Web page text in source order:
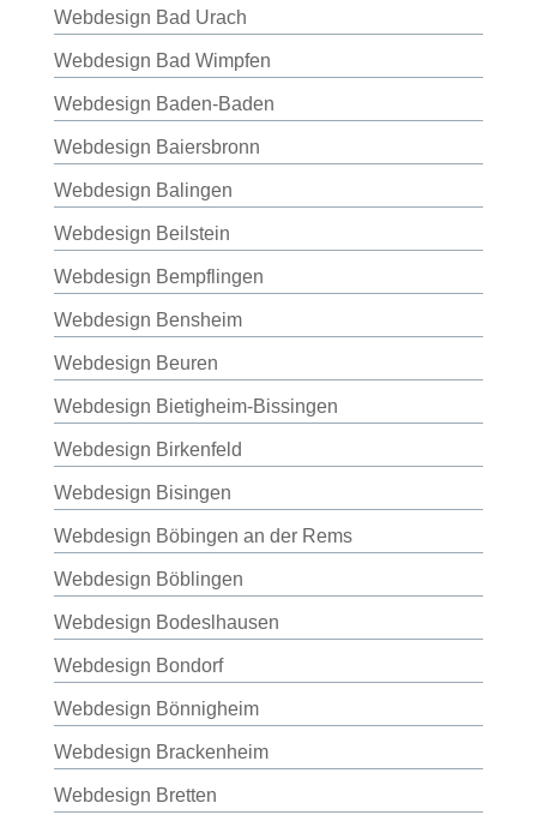
Webdesign Bad Urach
Webdesign Bad Wimpfen
Webdesign Baden-Baden
Webdesign Baiersbronn
Webdesign Balingen
Webdesign Beilstein
Webdesign Bempflingen
Webdesign Bensheim
Webdesign Beuren
Webdesign Bietigheim-Bissingen
Webdesign Birkenfeld
Webdesign Bisingen
Webdesign Böbingen an der Rems
Webdesign Böblingen
Webdesign Bodeslhausen
Webdesign Bondorf
Webdesign Bönnigheim
Webdesign Brackenheim
Webdesign Bretten